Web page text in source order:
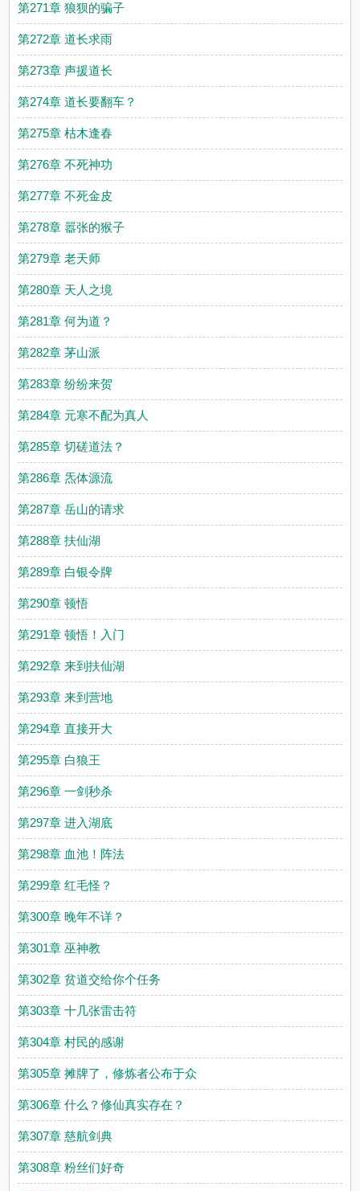
第271章 狼狈的骗子
第272章 道长求雨
第273章 声援道长
第274章 道长要翻车？
第275章 枯木逢春
第276章 不死神功
第277章 不死金皮
第278章 嚣张的猴子
第279章 老天师
第280章 天人之境
第281章 何为道？
第282章 茅山派
第283章 纷纷来贺
第284章 元寒不配为真人
第285章 切磋道法？
第286章 炁体源流
第287章 岳山的请求
第288章 扶仙湖
第289章 白银令牌
第290章 顿悟
第291章 顿悟！入门
第292章 来到扶仙湖
第293章 来到营地
第294章 直接开大
第295章 白狼王
第296章 一剑秒杀
第297章 进入湖底
第298章 血池！阵法
第299章 红毛怪？
第300章 晚年不详？
第301章 巫神教
第302章 贫道交给你个任务
第303章 十几张雷击符
第304章 村民的感谢
第305章 摊牌了，修炼者公布于众
第306章 什么？修仙真实存在？
第307章 慈航剑典
第308章 粉丝们好奇